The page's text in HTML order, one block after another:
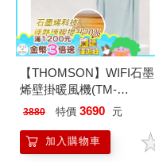
【THOMSON】WIFI石墨
烯壁掛暖風機(TM-
SAW35FW)
3880 特價 3690 元
加入購物車